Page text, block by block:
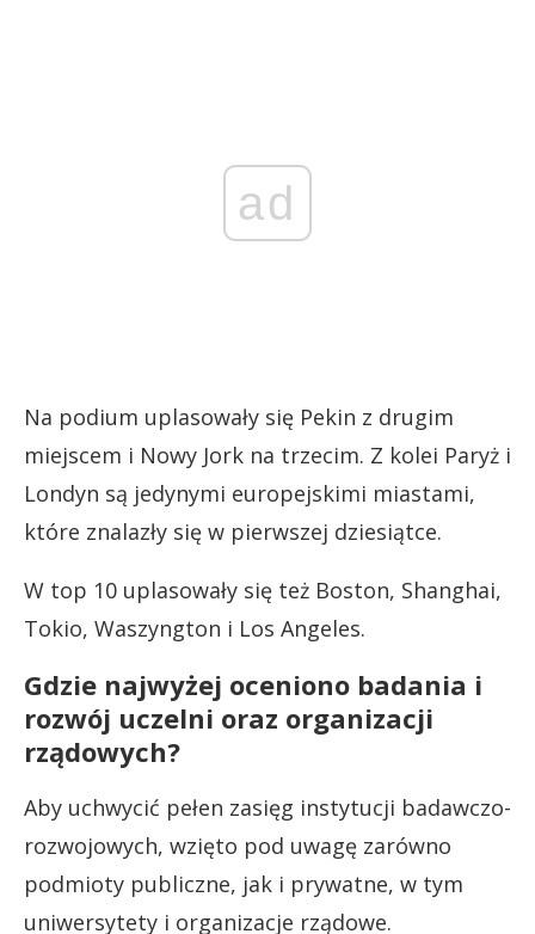
ad
Na podium uplasowały się Pekin z drugim
miejscem i Nowy Jork na trzecim. Z kolei Paryż i
Londyn są jedynymi europejskimi miastami,
które znalazły się w pierwszej dziesiątce.
W top 10 uplasowały się też Boston, Shanghai,
Tokio, Waszyngton i Los Angeles.
Gdzie najwyżej oceniono badania i
rozwój uczelni oraz organizacji
rządowych?
Aby uchwycić pełen zasięg instytucji badawczo-
rozwojowych, wzięto pod uwagę zarówno
podmioty publiczne, jak i prywatne, w tym
uniwersytety i organizacje rządowe.